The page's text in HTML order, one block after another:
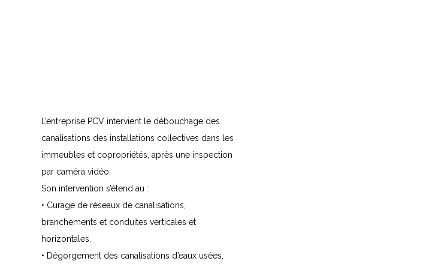
L’entreprise PCV intervient le débouchage des
canalisations des installations collectives dans les
immeubles et copropriétés, après une inspection
par caméra vidéo.
Son intervention s’étend au :
• Curage de réseaux de canalisations,
branchements et conduites verticales et
horizontales.
• Dégorgement des canalisations d’eaux usées,